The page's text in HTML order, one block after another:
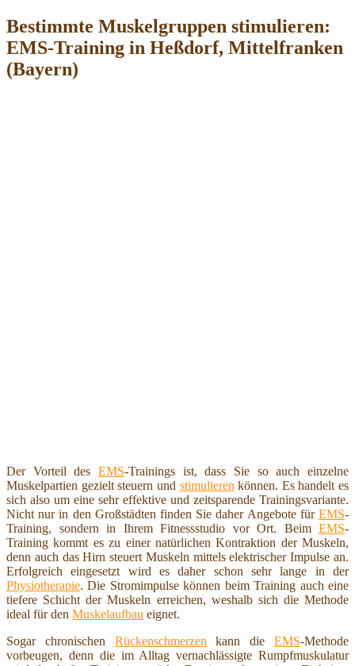
Bestimmte Muskelgruppen stimulieren:
EMS-Training in Heßdorf, Mittelfranken
(Bayern)
Der Vorteil des EMS-Trainings ist, dass Sie so auch einzelne
Muskelpartien gezielt steuern und stimulieren können. Es handelt es
sich also um eine sehr effektive und zeitsparende Trainingsvariante.
Nicht nur in den Großstädten finden Sie daher Angebote für EMS-
Training, sondern in Ihrem Fitnessstudio vor Ort. Beim EMS-
Training kommt es zu einer natürlichen Kontraktion der Muskeln,
denn auch das Hirn steuert Muskeln mittels elektrischer Impulse an.
Erfolgreich eingesetzt wird es daher schon sehr lange in der
Physiotherapie. Die Stromimpulse können beim Training auch eine
tiefere Schicht der Muskeln erreichen, weshalb sich die Methode
ideal für den Muskelaufbau eignet.
Sogar chronischen Rückenschmerzen kann dieEMS-Methode
vorbeugen, denn die im Alltag vernachlässigte Rumpfmuskulatur